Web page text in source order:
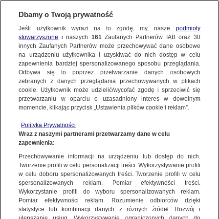
KONTAKT24|NAJNOWSZE
Skuter potrącił na stoku 6-latkę
13 LUTEGO 2013 13:01
KONTAKT24
Wyślij Materiał
WYŚLIJ MATERIAŁ
NAJNOWSZE
GORĄCE TEMATY
WIĘCEJ
KANAŁY
Dzień dobry!
Jedno konto do wszystkich usług
Dbamy o Twoją prywatność
Jeśli użytkownik wyrazi na to zgodę, my, nasze podmioty
stowarzyszone i naszych 161Zaufanych Partnerów IAB oraz 30
innych Zaufanych Partnerów może przechowywać dane osobowe
na urządzeniu użytkownika i uzyskiwać do nich dostęp w celu
zapewnienia bardziej spersonalizowanego sposobu przeglądania.
Odbywa się to poprzez przetwarzanie danych osobowych
zebranych z danych przeglądania przechowywanych w plikach
cookie. Użytkownik może udzielić/wycofać zgodę i sprzeciwić się
przetwarzaniu w oparciu o uzasadniony interes w dowolnym
momencie, klikając przycisk „Ustawienia plików cookie i reklam”.
Polityka Prywatności
Wraz z naszymi partnerami przetwarzamy dane w celu
zapewnienia:
Przechowywanie informacji na urządzeniu lub dostęp do nich.
Tworzenie profili w celu personalizacji treści. Wykorzystywanie profili
w celu doboru spersonalizowanych treści. Tworzenie profili w celu
spersonalizowanych reklam. Pomiar efektywności treści.
Wykorzystanie profili do wyboru spersonalizowanych reklam.
Pomiar efektywności reklam. Rozumienie odbiorców dzięki
statystyce lub kombinacji danych z różnych źródeł. Rozwój i